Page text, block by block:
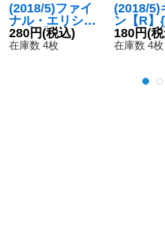
(2018/5)ファイ
ナル・エリシオ
ン【R】{CB07-
058}《赤》
280円(税込)
在庫数 4枚
(2018/5)
ン【R】
001}《
180円(
在庫数 4枚